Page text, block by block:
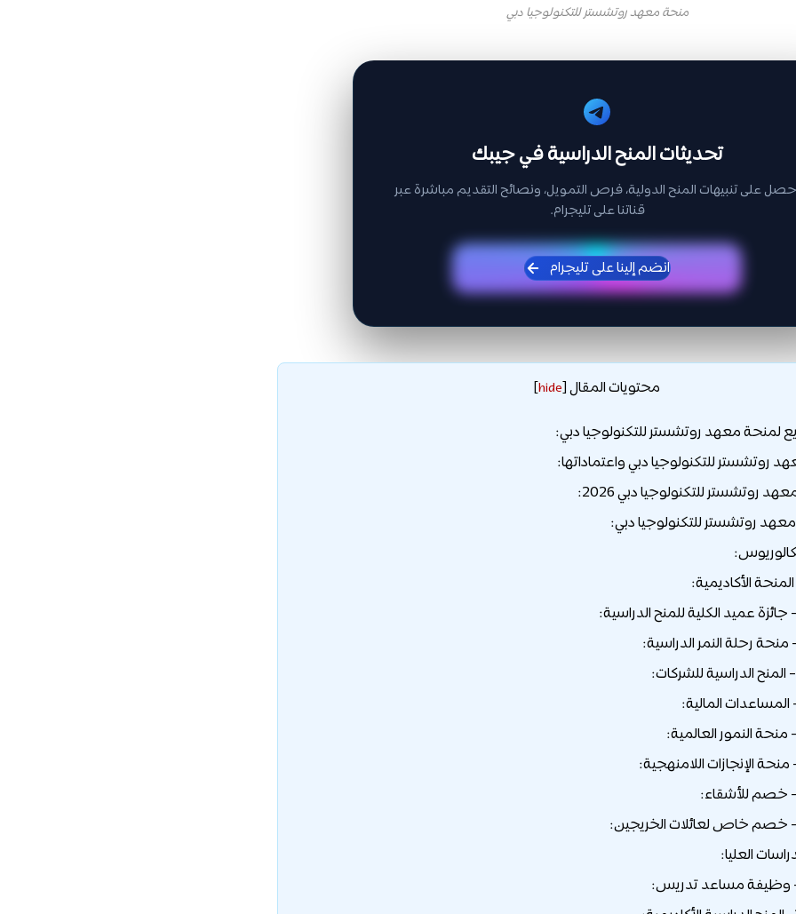
منحة معهد روتشستر للتكنولوجيا دبي
تحديثات المنح الدراسية في جيبك
على تنبيهات المنح الدولية، فرص التمويل، ونصائح التقديم مباشرة عبر
قناتنا على تليجرام.
انضم إلينا على تليجرام
محتويات المقال [
hide
]
معهد روتشستر للتكنولوجيا دبي:
روتشستر للتكنولوجيا دبي واعتماداتها:
روتشستر للتكنولوجيا دبي 2026:
روتشستر للتكنولوجيا دبي:
العليا: